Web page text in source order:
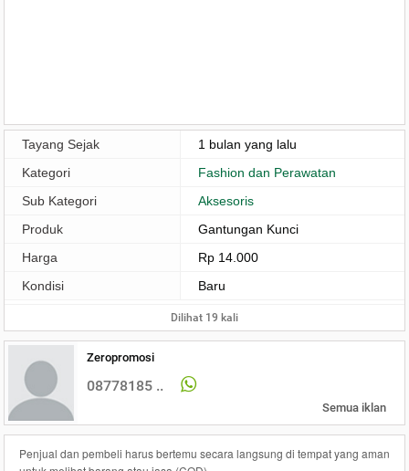
Tayang Sejak
1 bulan yang lalu
Kategori
Fashion dan Perawatan
Sub Kategori
Aksesoris
Produk
Gantungan Kunci
Harga
Rp 14.000
Kondisi
Baru
Dilihat 19 kali
Zeropromosi
08778185 ..
Semua iklan
Penjual dan pembeli harus bertemu secara langsung di tempat yang aman